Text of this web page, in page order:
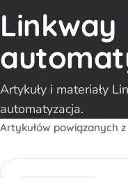
Linkway
Artykuły i materiały
automatyzacja.
Artykułów powiązanych